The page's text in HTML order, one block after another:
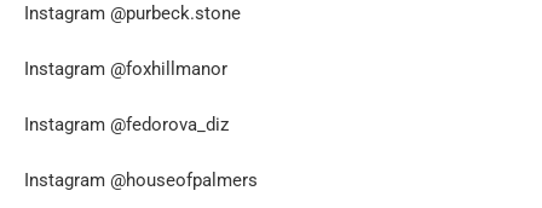
Instagram @purbeck.stone
Instagram @foxhillmanor
Instagram @fedorova_diz
Instagram @houseofpalmers